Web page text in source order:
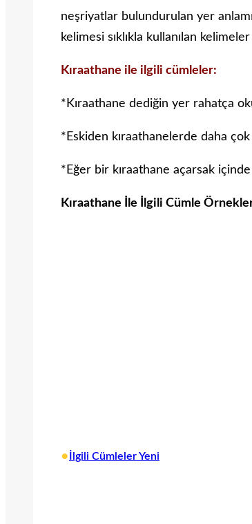
neşriyatlar bulundurulan yer
kelimesi sıklıkla kullanılan
Kıraathane ile ilgili cümleler:
*Kıraathane dediğin yer rahatça
*Eskiden kıraathanelerde daha
*Eğer bir kıraathane açarsak
Kıraathane İle İlgili Cümle
• İlgili Cümleler Yeni